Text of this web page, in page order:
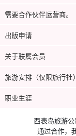
需要合作伙伴运营商。
出版申请
关于联属会员
旅游安排（仅限旅行社）
职业生涯
西表岛旅游公
通过合作，